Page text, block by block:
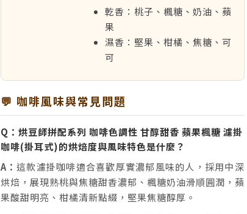
乾香：桃子、楓糖、奶油、蘋
果
濕香：堅果、柑橘、焦糖、可
可
💬 咖啡風味與常見問題
Q：烘豆師拼配系列 咖啡色調性 甘醇甜香 蘋果楓糖 濾掛
咖啡(掛耳式)的烘焙度與風味特色是什麼？
A： 這款濾掛咖啡適合喜歡厚實濃郁風味的人，採用中深
烘焙，展現熟桃與焦糖甜香濃郁、楓糖奶油滑順圓潤，蘋
果酸甜明亮、柑橘清新點綴，堅果焦糖醇厚。